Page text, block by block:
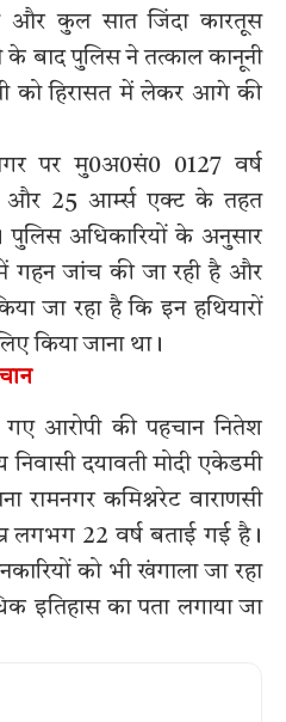
और कुल सात जिंदा कारतूस
के बाद पुलिस ने तत्काल कानूनी
को हिरासत में लेकर आगे की
पर मु0अ0सं0 0127 वर्ष
और 25 आर्म्स एक्ट के तहत
पुलिस अधिकारियों के अनुसार
जांच की जा रही है और
जा रहा है कि इन हथियारों
किया जाना था।
गए आरोपी की पहचान नितेश
निवासी दयावती मोदी एकेडमी
रामनगर कमिश्नरेट वाराणसी
लगभग 22 वर्ष बताई गई है।
को भी खंगाला जा रहा
इतिहास का पता लगाया जा